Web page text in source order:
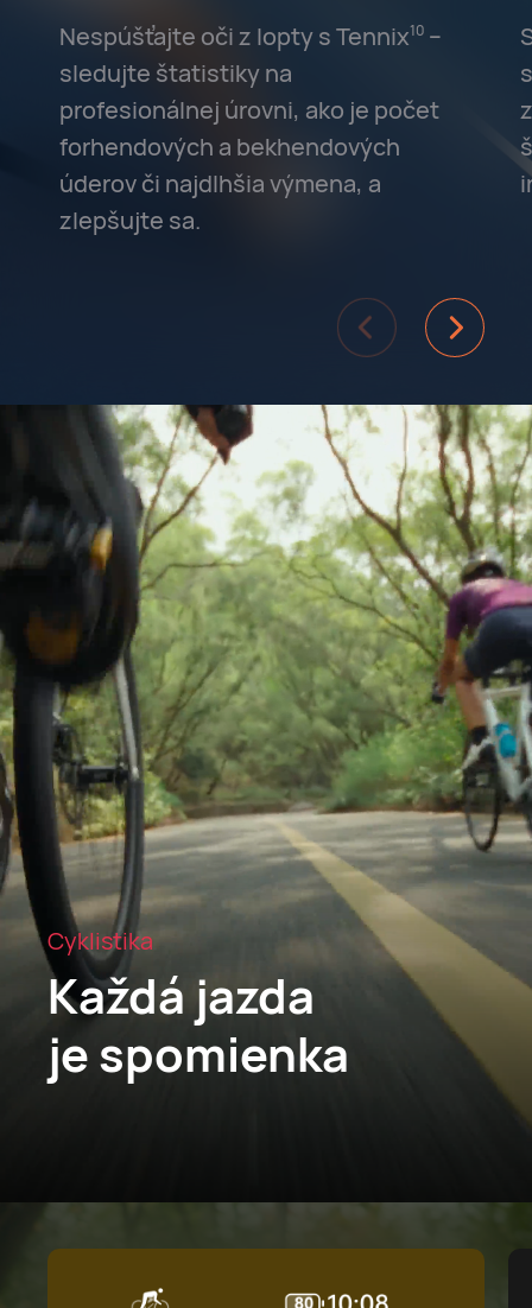
Nespúšťajte oči z lopty s Tennix⁠10–
sledujte štatistiky na
profesionálnej úrovni, ako je počet
forhendových a bekhendových
úderov či najdlhšia výmena, a
zlepšujte sa.
Cyklistika
Každá jazda
je spomienka